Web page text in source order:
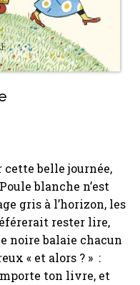
cette belle journée,
blanche n’est
gris à l’horizon, les
rester lire,
noire balaie chacun
« et alors ? » :
ton livre, et